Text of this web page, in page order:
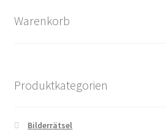
Warenkorb
Produktkategorien
Bilderrätsel